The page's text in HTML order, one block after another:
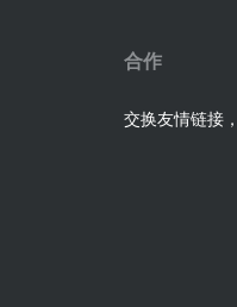
合作
交换友情链接